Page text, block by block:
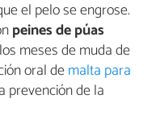
el pelo se engrose.
peines de púas
meses de muda de
oral demalta para
prevención de la